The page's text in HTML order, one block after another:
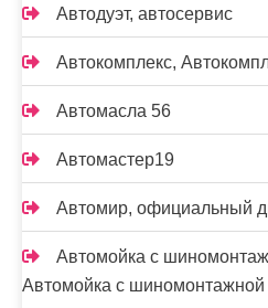
Автодуэт, автосервис
Автокомплекс,
Автомасла 56
Автомастер19
Автомир, официальный
Автомойка с
Автомойка с шиномонтажной